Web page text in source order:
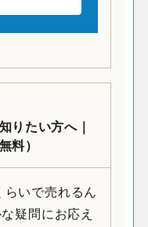
りたい方へ｜
料）
らいで売れるん
疑問にお応え